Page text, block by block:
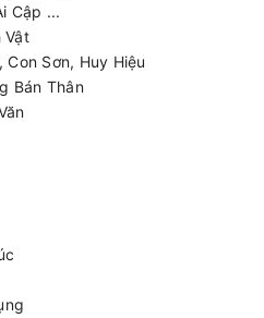
Cập ...
Vật
Con Sơn, Huy Hiệu
Bán Thân